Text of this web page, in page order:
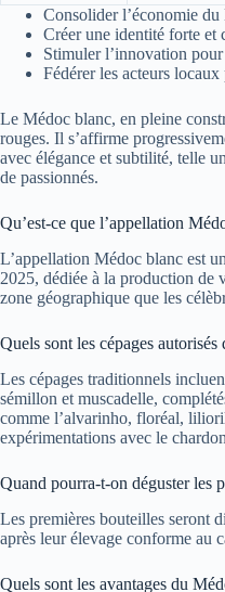
Consolider l’économie
Créer une identité forte et
Stimuler l’innovation
Fédérer les acteurs
Le Médoc blanc, en pleine
rouges. Il s’affirme
avec élégance et subtilité, telle
de passionnés.
Qu’est-ce que l’appellation
L’appellation Médoc blanc est
2025, dédiée à la production de
zone géographique que les
Quels sont les cépages
Les cépages traditionnels
sémillon et muscadelle,
comme l’alvarinho, floréal,
expérimentations avec le
Quand pourra-t-on déguster les
Les premières bouteilles seront
après leur élevage conforme au
Quels sont les avantages du